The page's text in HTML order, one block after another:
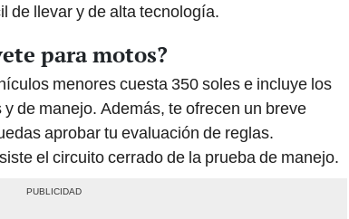
de llevar y de alta tecnología.
para motos?
menores cuesta 350 soles e incluye los
de manejo. Además, te ofrecen un breve
aprobar tu evaluación de reglas.
el circuito cerrado de la prueba de manejo.